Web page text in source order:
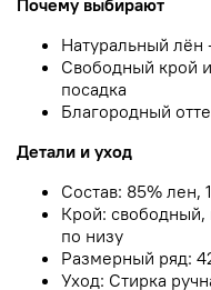
Натуральный
Свободный крой
посадка
Благородный
Детали и уход
Состав: 85% лен,
Крой:
по низу
Размерный ряд:
Уход: Стирка